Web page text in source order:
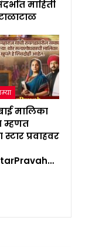
माहिती
मालिका
म्हणत
स्टार प्रवाहवर